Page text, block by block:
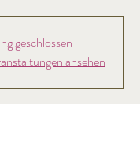
geschlossen
ansehen